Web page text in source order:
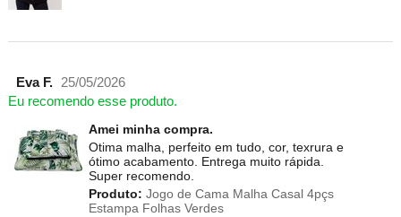
Eva F. 25/05/2026
Eu recomendo esse produto.
Amei minha compra.
Otima malha, perfeito em tudo, cor, texrura e
ótimo acabamento. Entrega muito rápida.
Super recomendo.
Produto: Jogo de Cama Malha Casal 4pçs
Estampa Folhas Verdes